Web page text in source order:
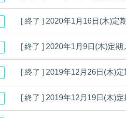
[ 終了 ] 2020年1月16日(木)定
[ 終了 ] 2020年1月9日(木)定
[ 終了 ] 2019年12月26日(木)
[ 終了 ] 2019年12月19日(木)